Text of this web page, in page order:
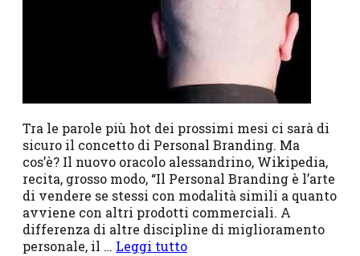
Tra le parole più hot dei prossimi mesi ci sarà di
sicuro il concetto di Personal Branding. Ma
cos’è? Il nuovo oracolo alessandrino, Wikipedia,
recita, grosso modo, “Il Personal Branding è l’arte
di vendere se stessi con modalità simili a quanto
avviene con altri prodotti commerciali. A
differenza di altre discipline di miglioramento
personale, il … Leggi tutto